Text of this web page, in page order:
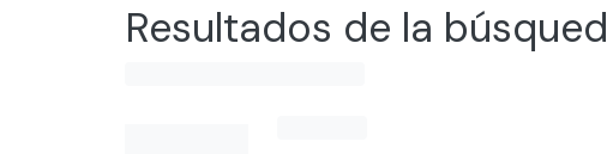
Resultados de la